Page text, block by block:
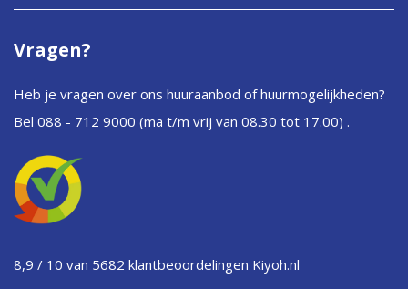
Vragen?
Heb je vragen over ons huuraanbod of huurmogelijkheden?
Bel 088 - 712 9000 (ma t/m vrij van 08.30 tot 17.00) .
8,9 / 10 van 5682 klantbeoordelingen Kiyoh.nl